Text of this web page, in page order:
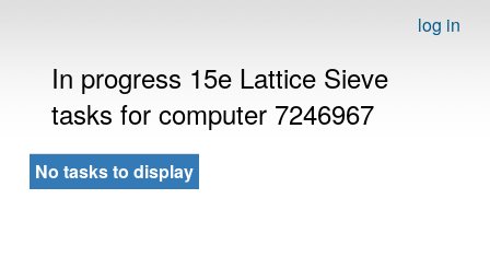
log in
In progress 15e Lattice Sieve
tasks for computer 7246967
No tasks to display